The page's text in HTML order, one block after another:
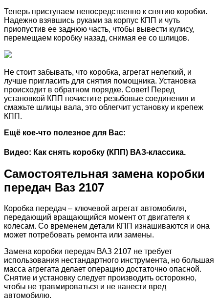
Теперь приступаем непосредственно к снятию коробки.
Надежно взявшись руками за корпус КПП и чуть
приопустив ее заднюю часть, чтобы вывести кулису,
перемещаем коробку назад, снимая ее со шлицов.
Не стоит забывать, что коробка, агрегат нелегкий, и
лучше пригласить для снятия помощника. Установка
происходит в обратном порядке. Совет! Перед
установкой КПП почистите резьбовые соединения и
смажьте шлицы вала, это облегчит установку и крепеж
КПП.
Ещё кое-что полезное для Вас:
Видео: Как снять коробку (КПП) ВАЗ-классика.
Самостоятельная замена коробки
передач Ваз 2107
Коробка передач – ключевой агрегат автомобиля,
передающий вращающийся момент от двигателя к
колесам. Со временем детали КПП изнашиваются и она
может потребовать ремонта или замены.
Замена коробки передач ВАЗ 2107 не требует
использования нестандартного инструмента, но большая
масса агрегата делает операцию достаточно опасной.
Снятие и установку следует производить осторожно,
чтобы не травмироваться и не нанести вред
автомобилю.